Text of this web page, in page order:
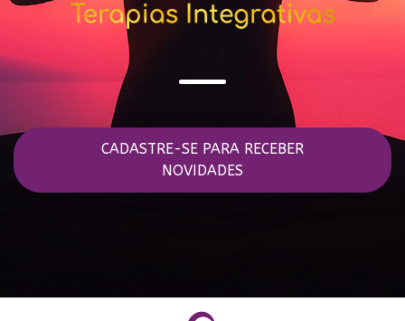
CADASTRE-SE PARA RECEBER
NOVIDADES